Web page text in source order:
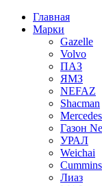
Главная
Марки
Gazelle
Volvo
ПАЗ
ЯМЗ
NEFAZ
Shacman
Газон
УРАЛ
Weichai
Cummins
Лиаз